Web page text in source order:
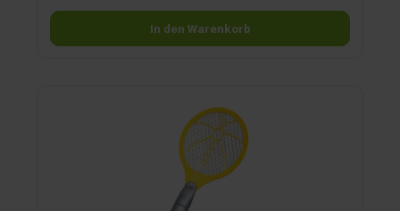
In den Warenkorb